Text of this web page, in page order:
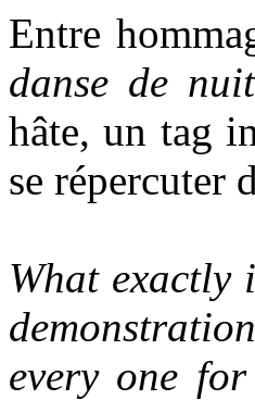
Entre
danse de nuit
hâte, un tag
se répercuter
What exactly
every one